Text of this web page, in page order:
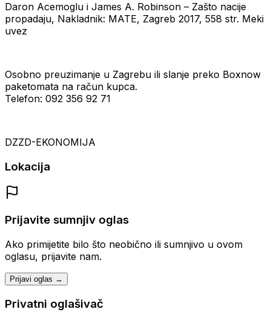
Daron Acemoglu i James A. Robinson – Zašto nacije
propadaju, Nakladnik: MATE, Zagreb 2017, 558 str. Meki
uvez
Osobno preuzimanje u Zagrebu ili slanje preko Boxnow
paketomata na račun kupca.
Telefon: 092 356 92 71
DZZD-EKONOMIJA
Lokacija
Prijavite sumnjiv oglas
Ako primijetite bilo što neobično ili sumnjivo u ovom
oglasu, prijavite nam.
Prijavi oglas →
Privatni oglašivač